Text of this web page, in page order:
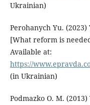
Ukrainian)
Perohanych Yu.
[What reform is
Available at:
https://
(in Ukrainian)
Podmazko O. M.